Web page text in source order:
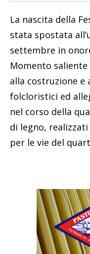
La nascita della
stata spostata
settembre in
Momento
alla costruzione e
folcloristici ed
nel corso della
di legno,
per le vie del